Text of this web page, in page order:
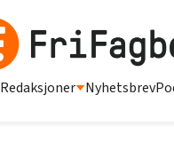
Redaksjoner Nyhetsbrev